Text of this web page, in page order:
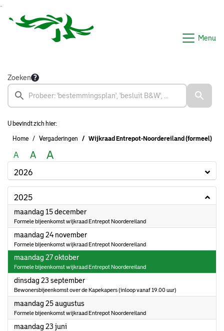
Menu
Zoeken
U bevindt zich hier:
Home Vergaderingen Wijkraad Entrepot-Noordereiland (formeel)
A A A
2026
2025
maandag 15 december2025
Formele bijeenkomst wijkraad Entrepot Noordereiland
maandag 24 november2025
Formele bijeenkomst wijkraad Entrepot Noordereiland
maandag 27 oktober2025
Formele bijeenkomst wijkraad Entrepot Noordereiland
dinsdag 23 september2025
Bewonersbijeenkomst over de Kapekapers (inloop vanaf 19.00 uur)
maandag 25 augustus
Formele bijeenkomst wijkraad Entrepot Noordereiland
maandag 23 juni